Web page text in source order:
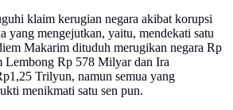
klaim kerugian negara akibat korupsi
yang mengejutkan, yaitu, mendekati satu
Makarim dituduh merugikan negara Rp
Lembong Rp 578 Milyar dan Ira
Trilyun, namun semua yang
menikmati satu sen pun.